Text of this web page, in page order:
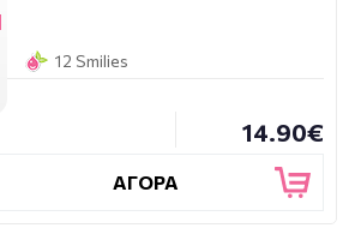
12 Smilies
14.90€
ΑΓΟΡΑ